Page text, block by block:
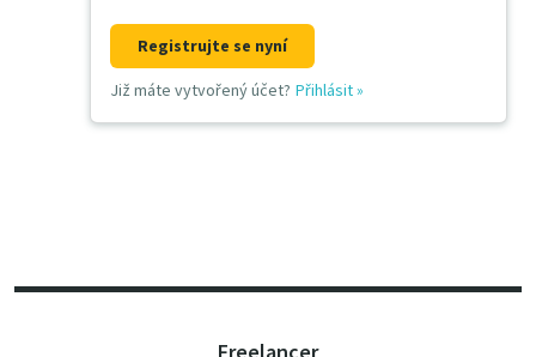
Registrujte se nyní
Již máte vytvořený účet? Přihlásit»